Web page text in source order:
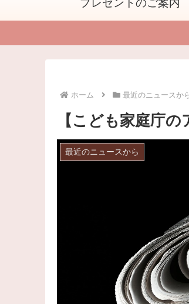
プレゼントのご案内
ホーム 最近のニュースか
【こども家庭庁の
最近のニュースから